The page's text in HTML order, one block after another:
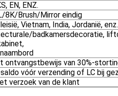
EN, ENZ.
8K/Brush/Mirror eindig
Vietnam, India, Jordanië, enz.
badkamersdecoratie,
ontvangstbewijs van 30%-
vóór verzending of LC bij
verzoek van de klant